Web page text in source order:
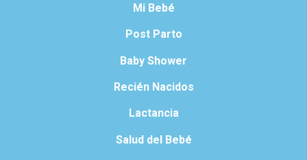
Mi Bebé
Post Parto
Baby Shower
Recién Nacidos
Lactancia
Salud del Bebé